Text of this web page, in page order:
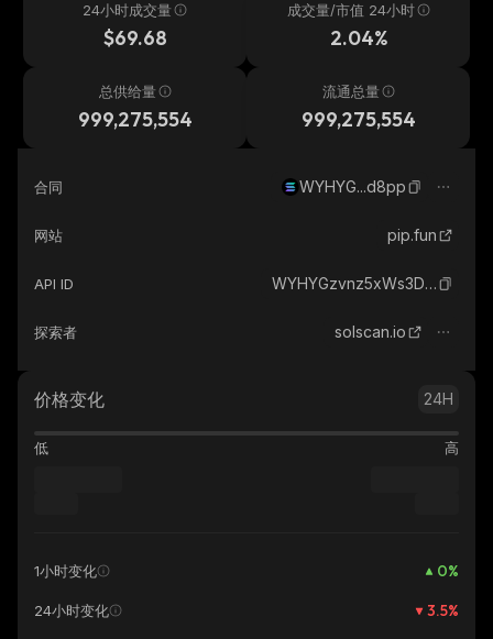
24小时成交量
$69.68
成交量/市值 24小时
2.04%
总供给量
999,275,554
流通总量
999,275,554
合同 WYHYG...d8pp
网站 pip.fun
API ID WYHYGzvnz5xWs3DzjasXucDppQmA8W5QVnpk38sd8pp_solana
探索者 solscan.io
价格变化 24H
低 高
1小时变化 0%
24小时变化 3.5%